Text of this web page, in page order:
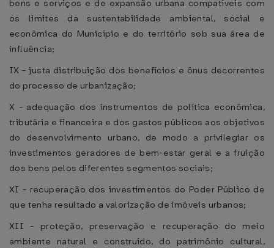
bens e serviços e de expansão urbana compatíveis com
os limites da sustentabilidade ambiental, social e
econômica do Município e do território sob sua área de
influência;
IX - justa distribuição dos benefícios e ônus decorrentes
do processo de urbanização;
X - adequação dos instrumentos de política econômica,
tributária e financeira e dos gastos públicos aos objetivos
do desenvolvimento urbano, de modo a privilegiar os
investimentos geradores de bem-estar geral e a fruição
dos bens pelos diferentes segmentos sociais;
XI - recuperação dos investimentos do Poder Público de
que tenha resultado a valorização de imóveis urbanos;
XII - proteção, preservação e recuperação do meio
ambiente natural e construído, do patrimônio cultural,